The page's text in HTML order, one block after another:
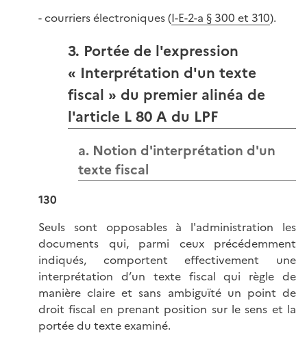
- courriers électroniques (I-E-2-a § 300 et 310).
3. Portée de l'expression
« Interprétation d'un texte
fiscal » du premier alinéa de
l'article L 80 A du LPF
a. Notion d'interprétation d'un
texte fiscal
130
Seuls sont opposables à l'administration les
documents qui, parmi ceux précédemment
indiqués, comportent effectivement une
interprétation d’un texte fiscal qui règle de
manière claire et sans ambiguïté un point de
droit fiscal en prenant position sur le sens et la
portée du texte examiné.